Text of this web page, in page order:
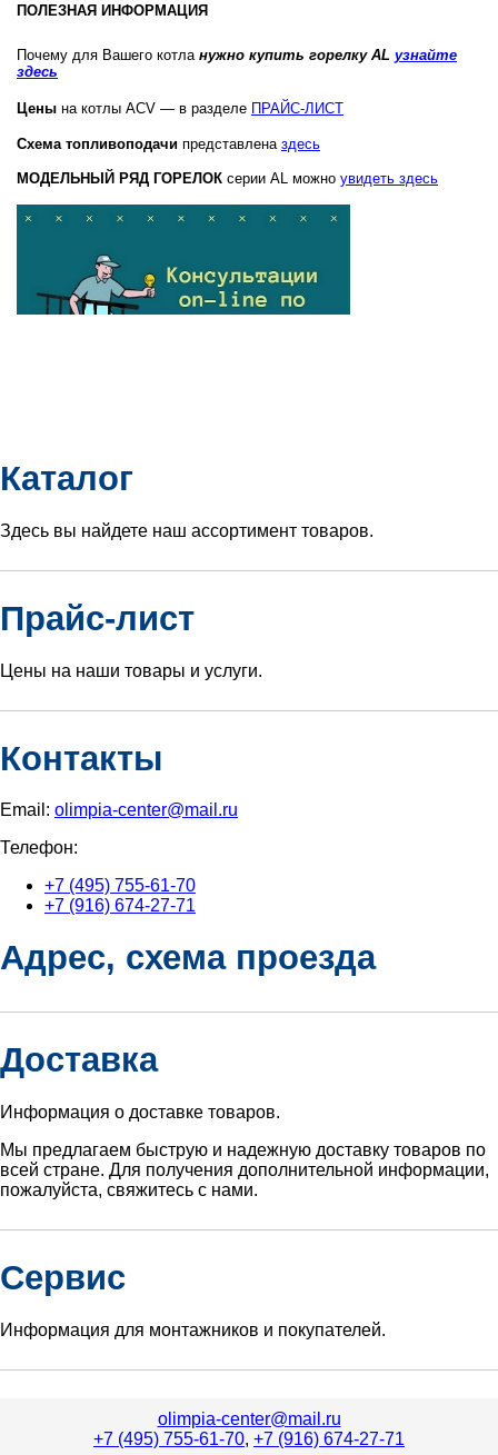
ПОЛЕЗНАЯ ИНФОРМАЦИЯ
Почему для Вашего котла нужно купить горелку AL узнайте
здесь
Цены на котлы ACV — в разделе ПРАЙС-ЛИСТ
Схема топливоподачи представлена здесь
МОДЕЛЬНЫЙ РЯД ГОРЕЛОК серии AL можно увидеть здесь
Каталог
Здесь вы найдете наш ассортимент товаров.
Прайс-лист
Цены на наши товары и услуги.
Контакты
Email: olimpia-center@mail.ru
Телефон:
+7 (495) 755-61-70
+7 (916) 674-27-71
Адрес, схема проезда
Доставка
Информация о доставке товаров.
Мы предлагаем быструю и надежную доставку товаров по
всей стране. Для получения дополнительной информации,
пожалуйста, свяжитесь с нами.
Сервис
Информация для монтажников и покупателей.
olimpia-center@mail.ru
+7 (495) 755-61-70, +7 (916) 674-27-71